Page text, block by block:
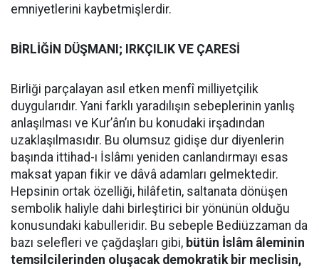
emniyetlerini kaybetmişlerdir.
BİRLİĞİN DÜŞMANI; IRKÇILIK VE ÇARESİ
Birliği parçalayan asıl etken menfî milliyetçilik
duygularıdır. Yani farklı yaradılışın sebeplerinin yanlış
anlaşılması ve Kur’ân’ın bu konudaki irşadından
uzaklaşılmasıdır. Bu olumsuz gidişe dur diyenlerin
başında ittihad-ı İslâmı yeniden canlandırmayı esas
maksat yapan fikir ve dâvâ adamları gelmektedir.
Hepsinin ortak özelliği, hilâfetin, saltanata dönüşen
sembolik haliyle dahi birleştirici bir yönünün olduğu
konusundaki kabulleridir. Bu sebeple Bediüzzaman da
bazı selefleri ve çağdaşları gibi, bütün İslâm âleminin
temsilcilerinden oluşacak demokratik bir meclisin,